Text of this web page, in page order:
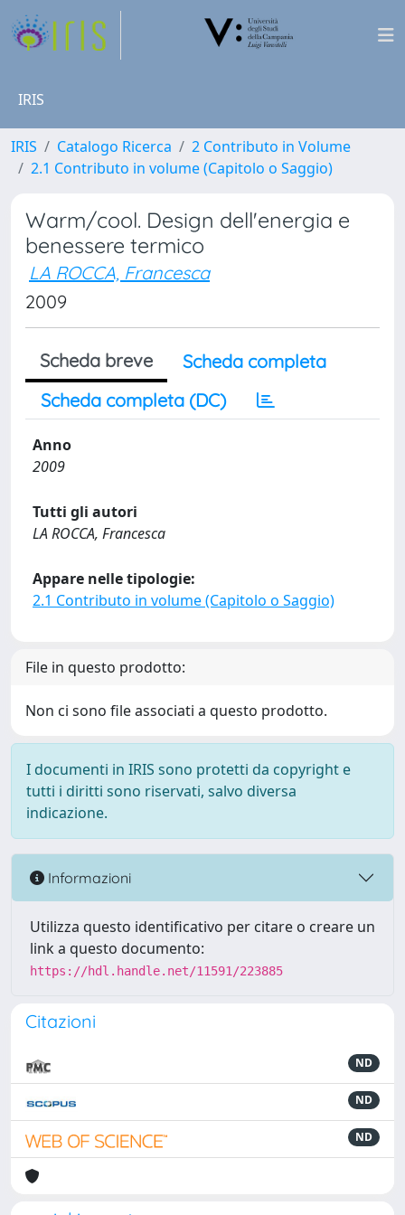
IRIS
IRIS Catalogo Ricerca
2 Contributo in Volume
2.1 Contributo in volume (Capitolo o Saggio)
Warm/cool. Design dell'energia e
benessere termico
LA ROCCA, Francesca
2009
Scheda breve
Scheda completa
Scheda completa (DC)
Anno
2009
Tutti gli autori
LA ROCCA, Francesca
Appare nelle tipologie:
2.1 Contributo in volume (Capitolo o Saggio)
File in questo prodotto:
Non ci sono file associati a questo prodotto.
I documenti in IRIS sono protetti da copyright e
tutti i diritti sono riservati, salvo diversa
indicazione.
Informazioni
Utilizza questo identificativo per citare o creare un
link a questo documento:
https://hdl.handle.net/11591/223885
Citazioni
ND
ND
ND